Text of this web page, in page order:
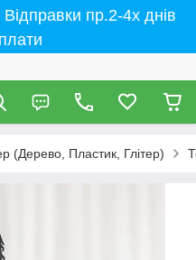
пр.2-4х днів
(Дерево, Пластик, Глітер)